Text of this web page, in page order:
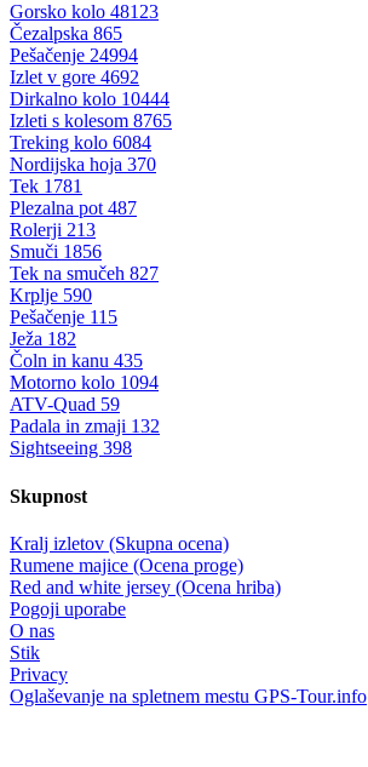
Gorsko kolo 48123
Čezalpska 865
Pešačenje 24994
Izlet v gore 4692
Dirkalno kolo 10444
Izleti s kolesom 8765
Treking kolo 6084
Nordijska hoja 370
Tek 1781
Plezalna pot 487
Rolerji 213
Smuči 1856
Tek na smučeh 827
Krplje 590
Pešačenje 115
Ježa 182
Čoln in kanu 435
Motorno kolo 1094
ATV-Quad 59
Padala in zmaji 132
Sightseeing 398
Skupnost
Kralj izletov (Skupna ocena)
Rumene majice (Ocena proge)
Red and white jersey (Ocena hriba)
Pogoji uporabe
O nas
Stik
Privacy
Oglaševanje na spletnem mestu GPS-Tour.info